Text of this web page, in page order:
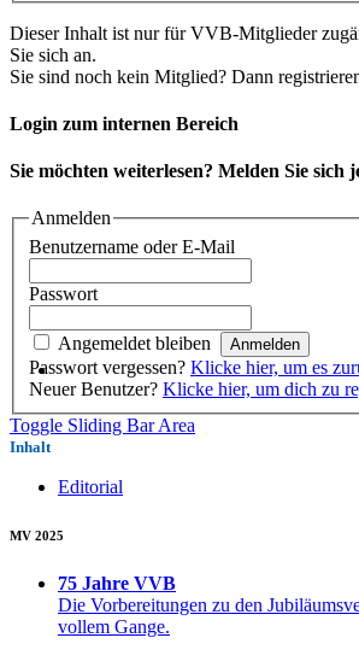
Dieser Inhalt ist nur für VVB-Mitglieder
Sie sich an.
Sie sind noch kein Mitglied? Dann
Login zum internen Bereich
Sie möchten weiterlesen? Melden Sie sich
Anmelden
Benutzername oder E-Mail
Passwort
Angemeldet bleiben
Passwort vergessen? Klicke hier, um es
Neuer Benutzer? Klicke hier, um dich zu
Toggle Sliding Bar Area
Inhalt
Editorial
MV 2025
75 Jahre VVB
Die Vorbereitungen zu den
vollem Gange.